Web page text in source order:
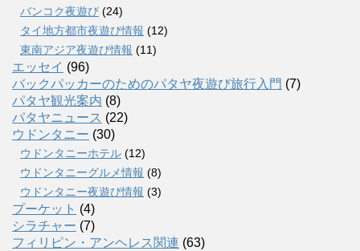
バンコク夜遊び (24)
タイ地方都市夜遊び情報 (12)
東南アジア夜遊び情報 (11)
エッセイ (96)
バックパッカーのためのパタヤ夜遊び旅行入門 (7)
パタヤ観光案内 (8)
パタヤニュース (22)
ウドンタニー (30)
ウドンタニーホテル (12)
ウドンタニーグルメ情報 (8)
ウドンタニー夜遊び情報 (3)
プーケット (4)
シラチャー (7)
フィリピン・アンヘレス関連 (63)